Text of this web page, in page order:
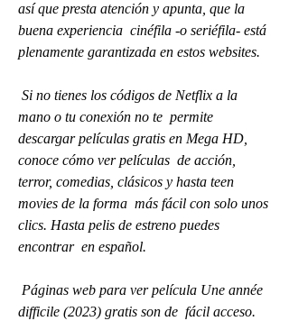
así que presta atención y apunta, que la
buena experiencia  cinéfila -o seriéfila- está
plenamente garantizada en estos websites.
mano o tu conexión no te  permite
descargar películas gratis en Mega HD,
conoce cómo ver películas  de acción,
terror, comedias, clásicos y hasta teen
movies de la forma  más fácil con solo unos
clics. Hasta pelis de estreno puedes
encontrar  en español.
difficile (2023) gratis son de  fácil acceso.